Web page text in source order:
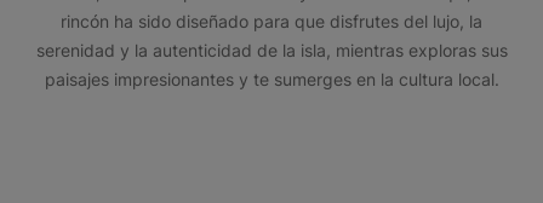
rincón ha sido diseñado para que disfrutes del lujo, la
serenidad y la autenticidad de la isla, mientras exploras sus
paisajes impresionantes y te sumerges en la cultura local.